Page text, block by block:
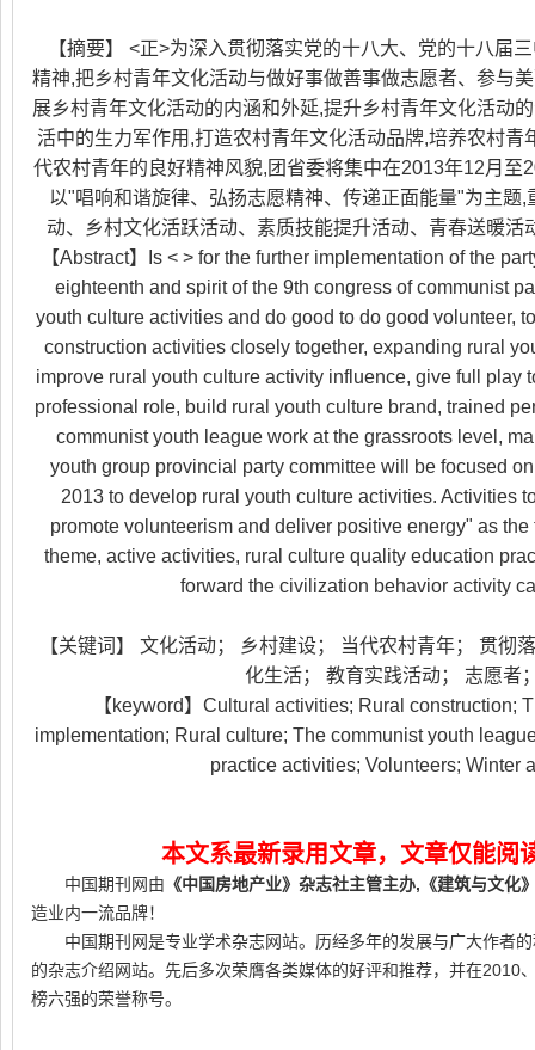
【摘要】 <正>为深入贯彻落实党的十八大、党的十八届
精神,把乡村青年文化活动与做好事做善事做志愿者、参与
展乡村青年文化活动的内涵和外延,提升乡村青年文化活动
活中的生力军作用,打造农村青年文化活动品牌,培养农村
代农村青年的良好精神风貌,团省委将集中在2013年12月至
以"唱响和谐旋律、弘扬志愿精神、传递正面能量"为主题
动、乡村文化活跃活动、素质技能提升活动、青春送暖
【Abstract】Is < > for the further implementation of the
eighteenth and spirit of the 9th congress of communist
youth culture activities and do good to do good volunteer,
construction activities closely together, expanding rural
improve rural youth culture activity influence, give full play
professional role, build rural youth culture brand, trained
communist youth league work at the grassroots level,
youth group provincial party committee will be focused
2013 to develop rural youth culture activities. Activities
promote volunteerism and deliver positive energy" as
theme, active activities, rural culture quality education
forward the civilization behavior activity
【关键词】 文化活动； 乡村建设； 当代农村青年； 贯彻
化生活； 教育实践活动； 志愿者
【keyword】Cultural activities; Rural construction;
implementation; Rural culture; The communist youth
practice activities; Volunteers; Winter
本文系最新录用文章，文章仅能阅
中国期刊网由 《中国房地产业》杂志社主管主办, 《建筑与文化
造业内一流品牌！
中国期刊网是专业学术杂志网站。历经多年的发展与广大作者
的杂志介绍网站。先后多次荣膺各类媒体的好评和推荐，并在2010
榜六强的荣誉称号。